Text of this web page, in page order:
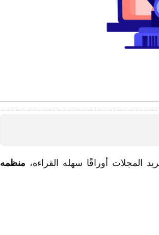
المجلات أوراقًا سهله القراءه، منظمه